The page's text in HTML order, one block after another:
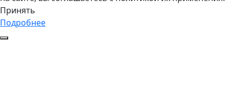
Принять
Подробнее